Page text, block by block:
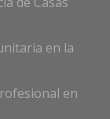
en la
en